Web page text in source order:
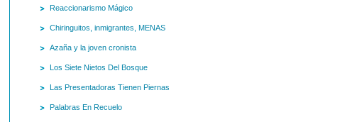
Reaccionarismo Mágico
Chiringuitos, inmigrantes, MENAS
Azaña y la joven cronista
Los Siete Nietos Del Bosque
Las Presentadoras Tienen Piernas
Palabras En Recuelo